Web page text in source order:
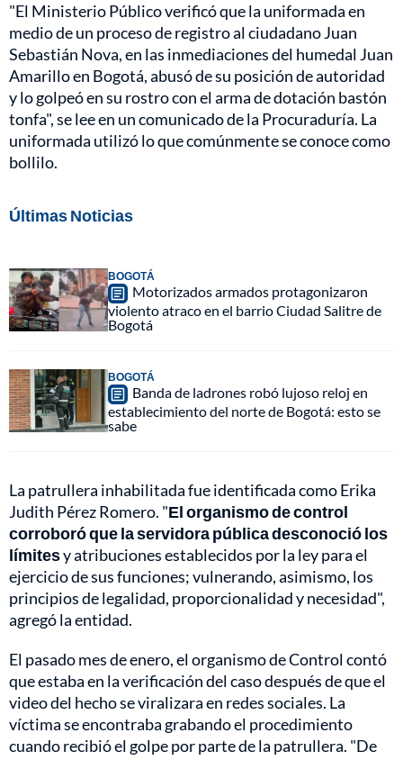
"El Ministerio Público verificó que la uniformada en
medio de un proceso de registro al ciudadano Juan
Sebastián Nova, en las inmediaciones del humedal Juan
Amarillo en Bogotá, abusó de su posición de autoridad
y lo golpeó en su rostro con el arma de dotación bastón
tonfa", se lee en un comunicado de la Procuraduría. La
uniformada utilizó lo que comúnmente se conoce como
bollilo.
Últimas Noticias
BOGOTÁ
Motorizados armados protagonizaron
violento atraco en el barrio Ciudad Salitre de
Bogotá
BOGOTÁ
Banda de ladrones robó lujoso reloj en
establecimiento del norte de Bogotá: esto se
sabe
La patrullera inhabilitada fue identificada como Erika
Judith Pérez Romero. "El organismo de control
corroboró que la servidora pública desconoció los
límitesy atribuciones establecidos por la ley para el
ejercicio de sus funciones; vulnerando, asimismo, los
principios de legalidad, proporcionalidad y necesidad",
agregó la entidad.
El pasado mes de enero, el organismo de Control contó
que estaba en la verificación del caso después de que el
video del hecho se viralizara en redes sociales. La
víctima se encontraba grabando el procedimiento
cuando recibió el golpe por parte de la patrullera. "De